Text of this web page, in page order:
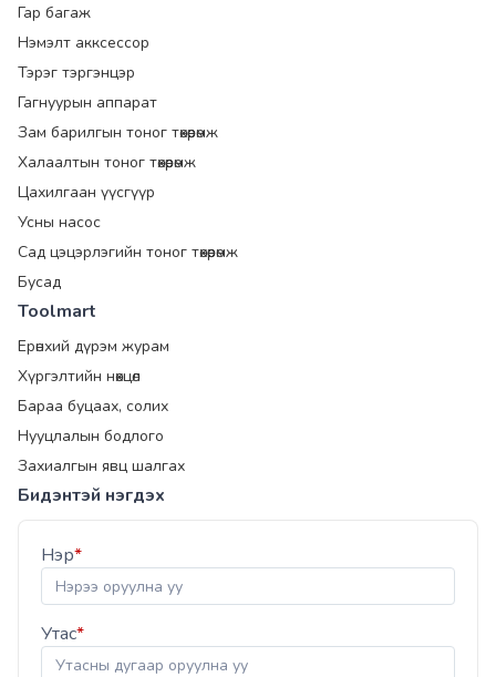
Гар багаж
Нэмэлт акксессор
Тэрэг тэргэнцэр
Гагнуурын аппарат
Зам барилгын тоног төхөөрөмж
Халаалтын тоног төхөөрөмж
Цахилгаан үүсгүүр
Усны насос
Сад цэцэрлэгийн тоног төхөөрөмж
Бусад
Toolmart
Ерөнхий дүрэм журам
Хүргэлтийн нөхцөл
Бараа буцаах, солих
Нууцлалын бодлого
Захиалгын явц шалгах
Бидэнтэй нэгдэх
Нэр*
Утас*